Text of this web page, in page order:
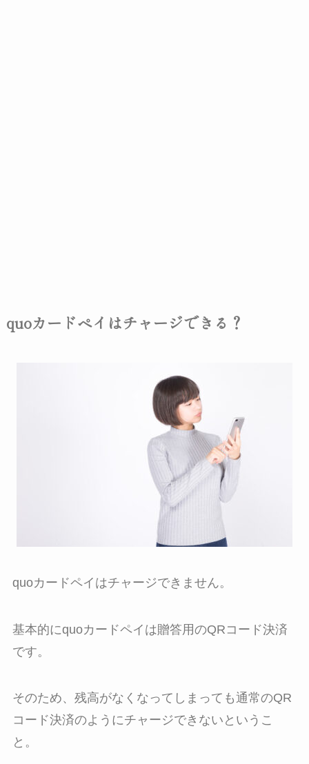
quoカードペイはチャージできる？
quoカードペイはチャージできません。
基本的にquoカードペイは贈答用のQRコード決済
です。
そのため、残高がなくなってしまっても通常のQR
コード決済のようにチャージできないというこ
と。